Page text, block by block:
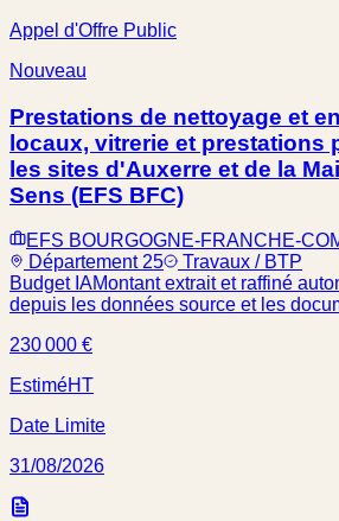
Appel d'Offre Public
Nouveau
Prestations de nettoyage et
locaux, vitrerie et prestations
les sites d'Auxerre et de la
Sens (EFS BFC)
EFS BOURGOGNE-FRANCHE-
Département 25
Travaux / BTP
Budget IAMontant extrait et raffiné
depuis les données source et les
230 000 €
EstiméHT
Date Limite
31/08/2026